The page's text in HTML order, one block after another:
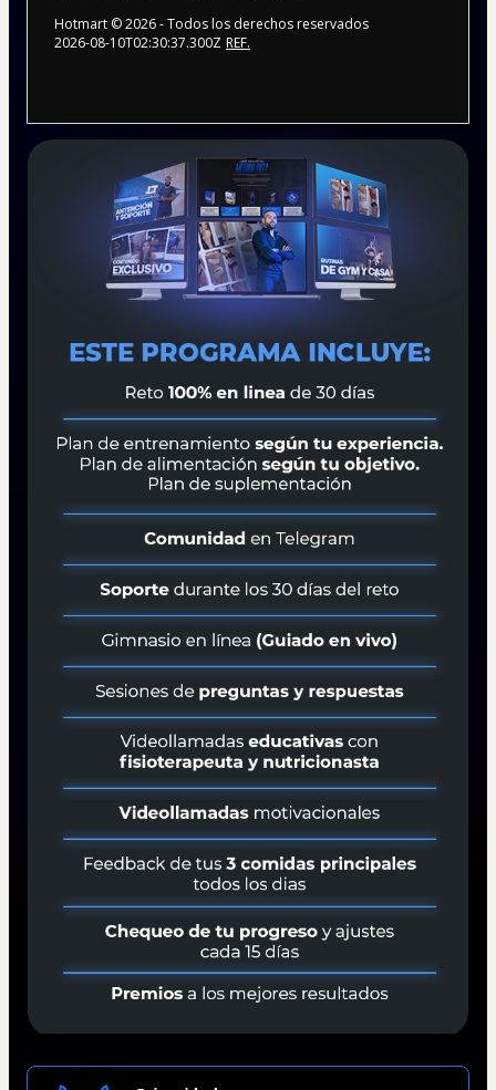
Hotmart ©2026- Todos los derechos reservados
2026-08-10T02:30:37.300Z REF.